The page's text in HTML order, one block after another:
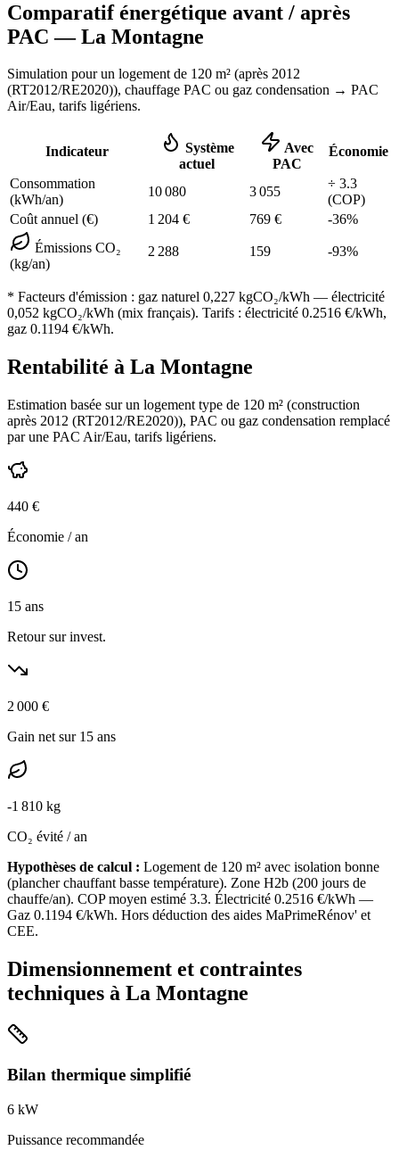
Comparatif énergétique avant / après
PAC —La Montagne
Simulation pour un logement de 120 m² (après 2012
(RT2012/RE2020)), chauffage PAC ou gaz condensation → PAC
Air/Eau, tarifs ligériens.
Indicateur
Système
actuel
Avec
PAC
Économie
Consommation
(kWh/an)
10 080 3 055
÷ 3.3
(COP)
Coût annuel (€)
1 204 € 769 € -36%
Émissions CO₂
(kg/an)
2 288 159 -93%
* Facteurs d'émission : gaz naturel 0,227 kgCO₂/kWh — électricité
0,052 kgCO₂/kWh (mix français). Tarifs : électricité 0.2516 €/kWh,
gaz 0.1194 €/kWh.
Rentabilité à La Montagne
Estimation basée sur un logement type de 120 m² (construction
après 2012 (RT2012/RE2020)), PAC ou gaz condensation remplacé
par une PAC Air/Eau, tarifs ligériens.
440 €
Économie / an
15 ans
Retour sur invest.
2 000 €
Gain net sur 15 ans
-1 810 kg
CO₂ évité / an
Hypothèses de calcul : Logement de 120 m² avec isolation bonne
(plancher chauffant basse température). Zone H2b (200 jours de
chauffe/an). COP moyen estimé 3.3. Électricité 0.2516 €/kWh —
Gaz 0.1194 €/kWh. Hors déduction des aides MaPrimeRénov' et
CEE.
Dimensionnement et contraintes
techniques à La Montagne
Bilan thermique simplifié
6 kW
Puissance recommandée